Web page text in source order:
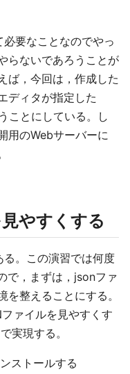
要なことなのでやっ
らないであろうことが
ば，今回は，作成した
ディタが指定した
ことにしている。し
用のWebサーバーに
やすくする
。この演習では何度
で，まずは，jsonファ
整えることにする。
ァイルを見やすくす
実現する。
ストールする